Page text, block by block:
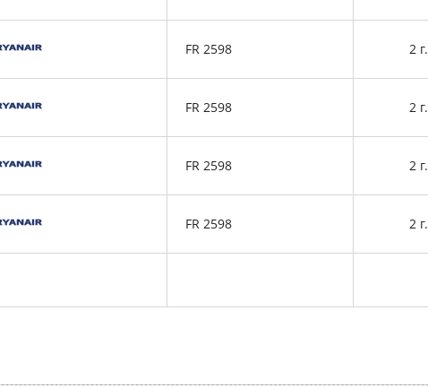
FR 2598 2
FR 2598 2
FR 2598 2
FR 2598 2